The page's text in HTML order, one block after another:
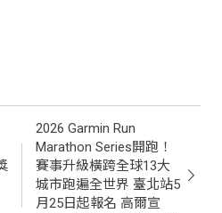
2026 Garmin Run
Marathon Series開跑！
賽事升級橫跨全球13大
城市跑遍全世界 臺北站5
月25日起報名 高爾宣